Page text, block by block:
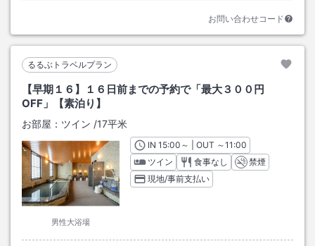
お問い合わせコード
るるぶトラベルプラン
【早期１６】１６日前までの予約で「最大３００円
OFF」【素泊り】
お部屋： ツイン /17平米
男性大浴場
INチェックイン
15:00 ～ | OUT チェックアウト
～11:00
ツイン
食事なし
禁煙
現地/事前支払い